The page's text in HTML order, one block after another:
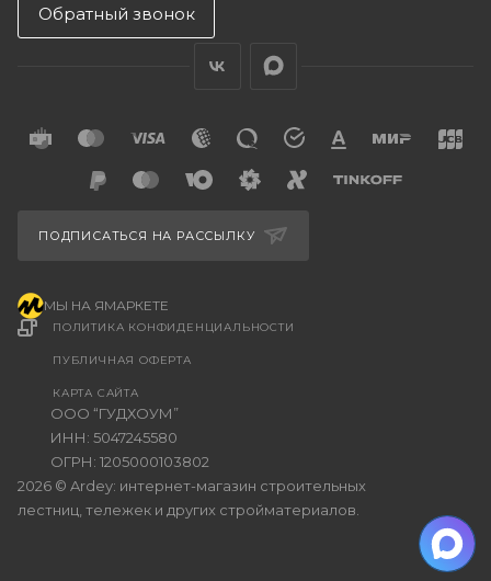
Обратный звонок
2026 © Ardey: интернет-магазин строительных
лестниц, тележек и других стройматериалов.
ООО “ГУДХОУМ”
ИНН: 5047245580
ОГРН: 1205000103802
ПОЛИТИКА КОНФИДЕНЦИАЛЬНОСТИ
ПУБЛИЧНАЯ ОФЕРТА
КАРТА САЙТА
ПОДПИСАТЬСЯ НА РАССЫЛКУ
МЫ НА ЯМАРКЕТЕ